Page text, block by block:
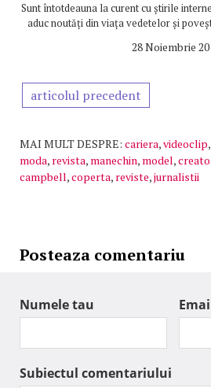
Sunt întotdeauna la curent cu știrile
aduc noutăți din viața vedetelor și
28 Noiembrie
articolul precedent
MAI MULT DESPRE: cariera,videoclip,
moda, revista, manechin, model,
campbell,coperta, reviste,jurnalistii
Posteaza comentariu
Numele tau
Subiectul comentariului